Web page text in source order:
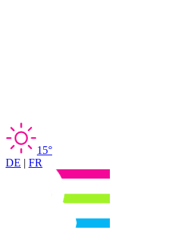
15°
DE | FR